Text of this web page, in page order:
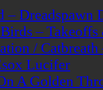
– Dreadspawn
–
/
Lucifer
A Golden